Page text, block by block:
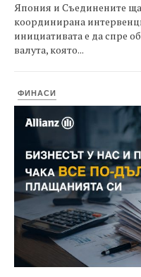
Япония и Съединените
координирана
инициативата е да спре
валута, която...
ФИНАСИ